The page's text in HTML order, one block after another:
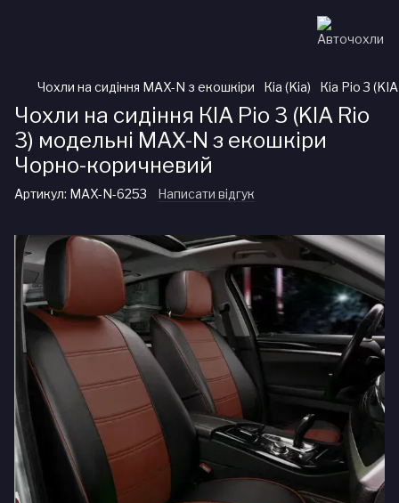
Чохли на сидіння MAX-N з екошкіри Кіа (Kia) Кіа Ріо 3
Чохли на сидіння КІА Ріо 3 (KIA Rio
3) модельні MAX-N з екошкіри
Чорно-коричневий
Артикул: MAX-N-6253 Написати відгук